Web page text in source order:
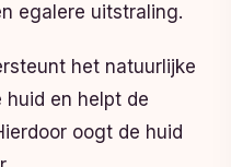
egalere uitstraling.
het natuurlijke
en helpt de
oogt de huid